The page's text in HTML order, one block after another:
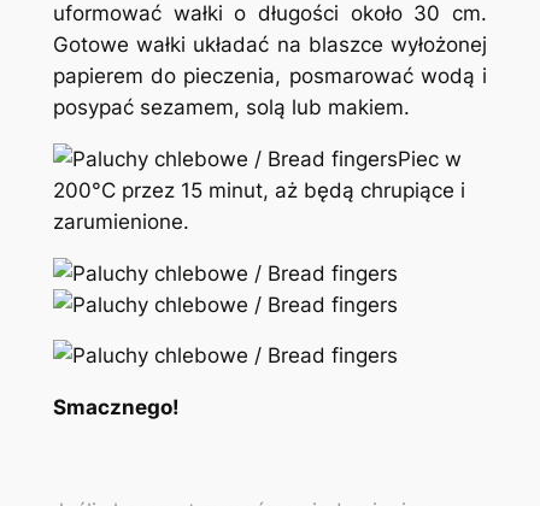
uformować wałki o długości około 30 cm.
Gotowe wałki układać na blaszce wyłożonej
papierem do pieczenia, posmarować wodą i
posypać sezamem, solą lub makiem.
Piec w
200°C przez 15 minut, aż będą chrupiące i
zarumienione.
Smacznego!